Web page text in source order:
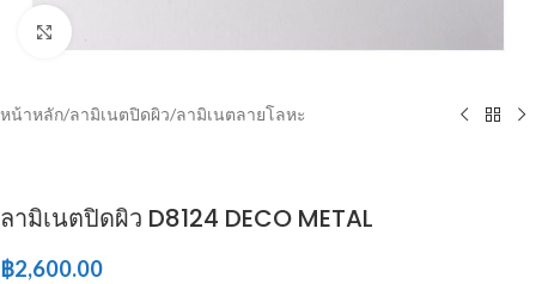
Click to enlarge
หน้าหลัก/ลามิเนตปิดผิว/ลามิเนตลายโลหะ
ลามิเนตปิดผิว D8124 DECO METAL
฿2,600.00